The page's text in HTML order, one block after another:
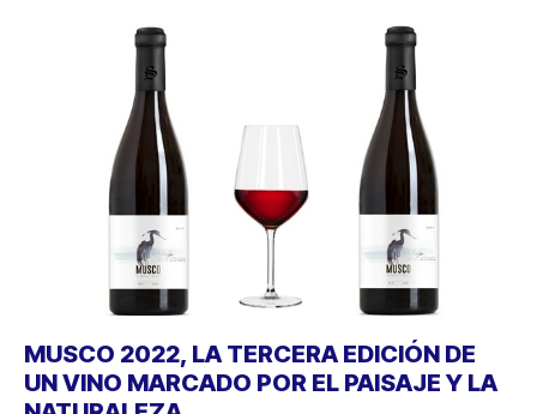
MUSCO 2022, LA TERCERA EDICIÓN DE
UN VINO MARCADO POR EL PAISAJE Y LA